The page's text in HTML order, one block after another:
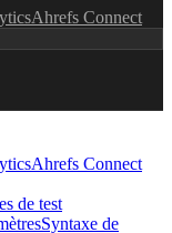
Ahrefs Connect
Ahrefs Connect
de test
Syntaxe de